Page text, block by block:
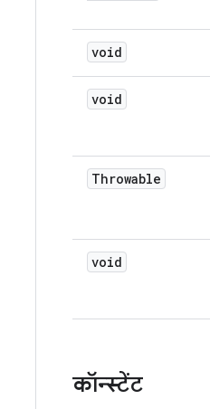
void
void
Throwable
void
कॉन्स्टेंट